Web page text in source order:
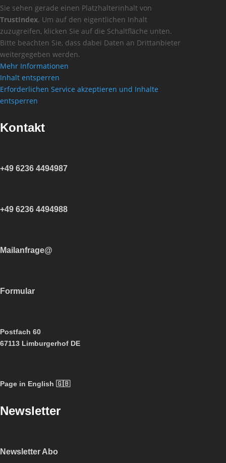
Sie sehen gerade einen Platzhalterinhalt von
TrustIndex. Um auf den eigentlichen Inhalt
zuzugreifen, klicken Sie auf die Schaltfläche unten.
Bitte beachten Sie, dass dabei Daten an Drittanbieter
weitergegeben werden.
Mehr Informationen
Inhalt entsperren
Erforderlichen Service akzeptieren und Inhalte
entsperren
Kontakt
+49 6236 4494987
+49 6236 4494988
Mailanfrage@
Formular
Postfach 60
67113 Limburgerhof DE
Page in English 🇬🇧
Newsletter
Newsletter Abo